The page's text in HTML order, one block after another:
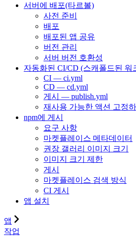
서버에 배포(타르볼)
사전 준비
배포
배포된 앱 공유
버전 관리
서버 버전 호환성
자동화된 CI/CD (스캐폴드된 워
CI — ci.yml
CD — cd.yml
게시 — publish.yml
재사용 가능한 액션 고정하
npm에 게시
요구 사항
마켓플레이스 메타데이터
권장 갤러리 이미지 크기
이미지 크기 제한
게시
마켓플레이스 검색 방식
CI 게시
앱 설치
앱
작업